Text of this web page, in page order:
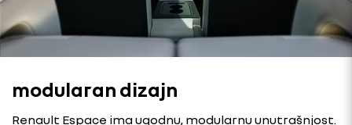
modularan dizajn
Renault Espace ima ugodnu, modularnu unutrašnjost.